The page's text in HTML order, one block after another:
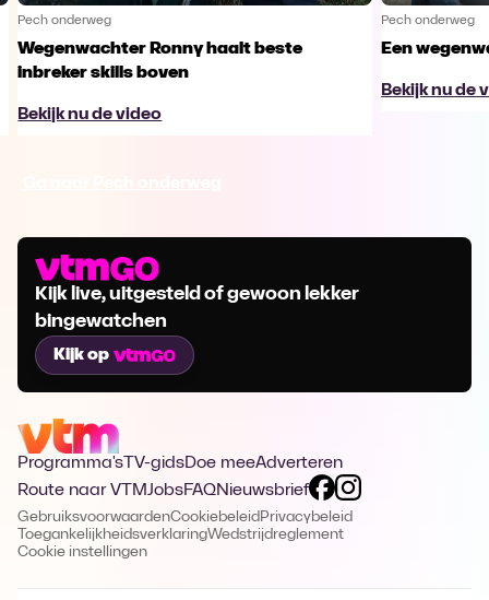
Pech onderweg
Wegenwachter Ronny haalt beste
inbreker skills boven
Bekijk nu de video
Pech onderweg
Een
Bekijk nu de
Kijk live, uitgesteld of gewoon lekker
bingewatchen
Kijk op
Programma's TV-gidsDoe meeAdverteren
Route naar VTMJobsFAQNieuwsbrief
GebruiksvoorwaardenCookiebeleid Privacybeleid
ToegankelijkheidsverklaringWedstrijdreglement
Cookie instellingen